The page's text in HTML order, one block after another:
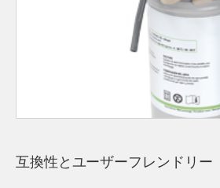
互換性とユーザーフレンドリー